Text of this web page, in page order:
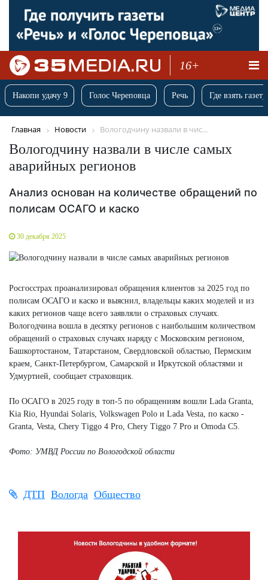
16+
Накопи удачу 9 Голос Череповца Речь Где взять
Главная Новости Вологодчину назвали в чис...
Вологодчину назвали в числе самых
аварийных регионов
Анализ основан на количестве обращений по
полисам ОСАГО и каско
30 декабря 2025
Росгосстрах проанализировал обращения клиентов за 2025 год по
полисам ОСАГО и каско и выяснил, владельцы каких моделей и из
каких регионов чаще всего заявляли о страховых случаях.
Вологодчина вошла в десятку регионов с наибольшим количеством
обращений о страховых случаях наряду с Московским регионом,
Башкортостаном, Татарстаном, Свердловской областью, Пермским
краем, Санкт-Петербургом, Самарской и Иркутской областями и
Удмуртией, сообщает страховщик.
По ОСАГО в 2025 году в топ-5 по обращениям вошли Lada Granta,
Kia Rio, Hyundai Solaris, Volkswagen Polo и Lada Vesta, по каско -
Granta, Vesta, Chery Tiggo 4 Pro, Chery Tiggo 7 Pro и Omoda C5.
Фото: УМВД России по Вологодской области
ДТП Вологда Общество